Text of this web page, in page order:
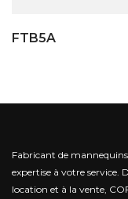
FTB5A
Fabricant de
expertise à votre service.
location et à la vente,